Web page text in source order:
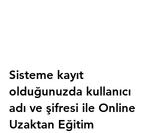
Sisteme kayıt
olduğunuzda kullanıcı
adı ve şifresi ile Online
Uzaktan Eğitim